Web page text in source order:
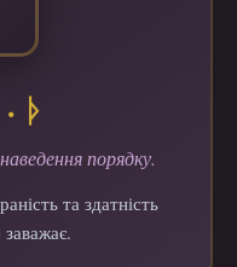
ᚦ
порядку.
та здатність